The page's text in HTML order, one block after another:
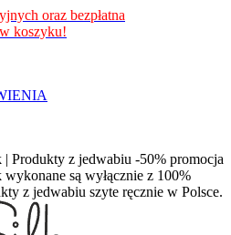
oraz bezpłatna
w koszyku!
Produkty z jedwabiu -50% promocja
są wyłącznie z 100%
z jedwabiu szyte ręcznie w Polsce.